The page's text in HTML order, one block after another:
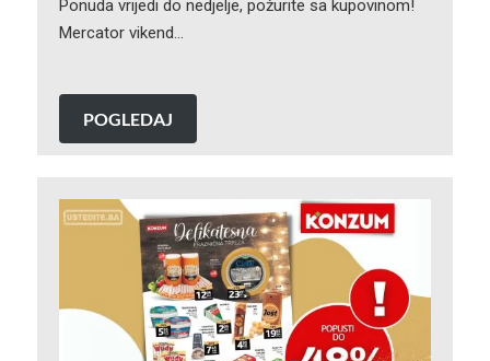
Ponuda vrijedi do nedjelje, požurite sa kupovinom!
Mercator vikend…
POGLEDAJ